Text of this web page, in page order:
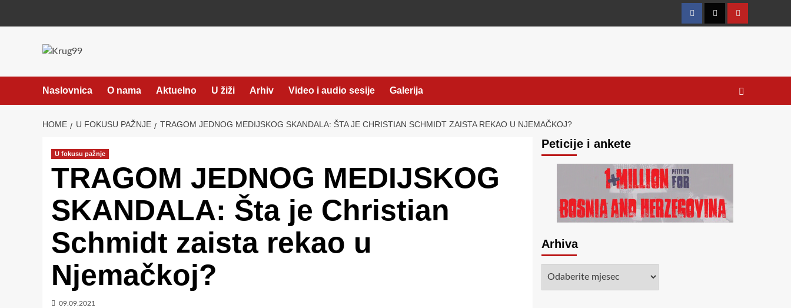
Naslovnica O nama Aktuelno U žiži Arhiv Video i audio sesije Galerija
HOME U FOKUSU PAŽNJE TRAGOM JEDNOG MEDIJSKOG SKANDALA: ŠTA JE CHRISTIAN SCHMIDT ZAISTA REKAO U NJEMAČKOJ?
U fokusu pažnje
TRAGOM JEDNOG MEDIJSKOG
SKANDALA: Šta je Christian
Schmidt zaista rekao u
Njemačkoj?
09.09.2021
Peticije i ankete
Arhiva